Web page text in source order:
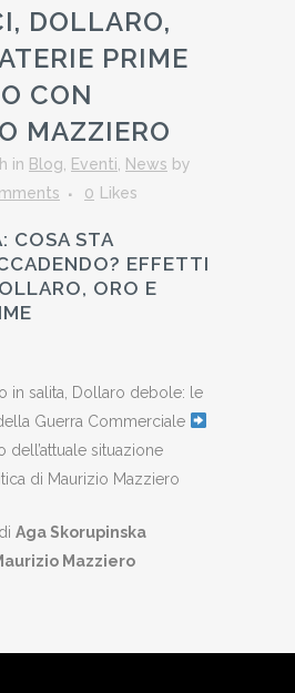
DOLLARO,
PRIME
CON
MAZZIERO
in Blog Eventi News by
0 Likes
COSA STA
EFFETTI
ORO E
in salita, Dollaro debole: le
Guerra Commerciale
situazione
di Maurizio Mazziero
Aga Skorupinska
Mazziero